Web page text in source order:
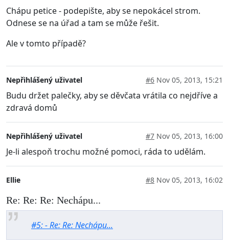
Chápu petice - podepište, aby se nepokácel strom.
Odnese se na úřad a tam se může řešit.
Ale v tomto případě?
Nepřihlášený uživatel #6 Nov 05, 2013, 15:21
Budu držet palečky, aby se děvčata vrátila co nejdříve a
zdravá domů
Nepřihlášený uživatel #7 Nov 05, 2013, 16:00
Je-li alespoň trochu možné pomoci, ráda to udělám.
Ellie #8 Nov 05, 2013, 16:02
Re: Re: Re: Nechápu...
#5: - Re: Re: Nechápu...